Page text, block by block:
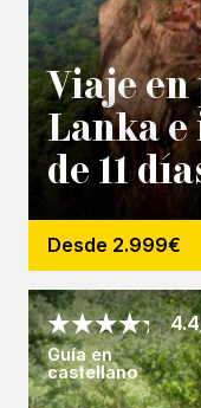
Viaje
Lanka e
de 11
Desde 2.999€
Guía en
castellano